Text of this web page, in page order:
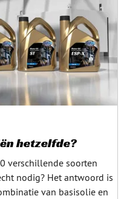
hetzelfde?
verschillende soorten
nodig? Het antwoord is
van basisolie en